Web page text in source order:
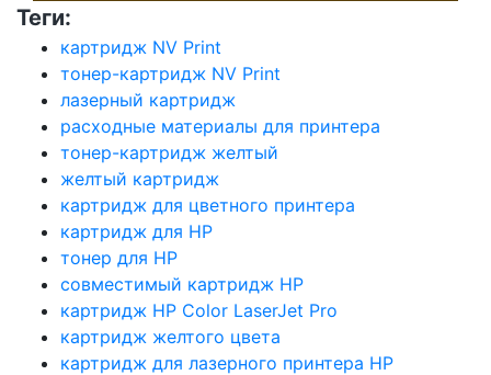
Теги:
картридж NV Print
тонер-картридж NV Print
лазерный картридж
расходные материалы для принтера
тонер-картридж желтый
желтый картридж
картридж для цветного принтера
картридж для HP
тонер для HP
совместимый картридж HP
картридж HP Color LaserJet Pro
картридж желтого цвета
картридж для лазерного принтера HP